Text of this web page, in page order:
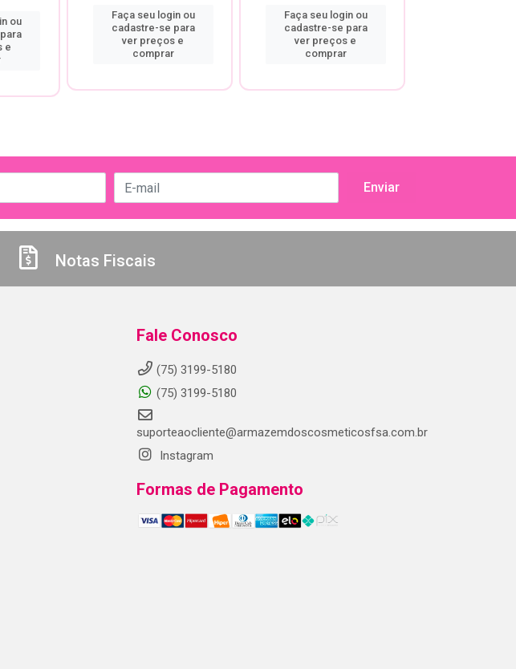
ou
e
Faça seu login ou
cadastre-se para
ver preços e
comprar
Faça seu login ou
cadastre-se para
ver preços e
comprar
Notas Fiscais
Fale Conosco
(75) 3199-5180
(75) 3199-5180
suporteaocliente@armazemdoscosmeticosfsa.com.br
Instagram
Formas de Pagamento